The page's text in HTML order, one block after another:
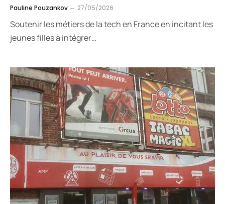
Pauline Pouzankov 27/05/2026
Soutenir les métiers de la tech en France en incitant les
jeunes filles à intégrer…